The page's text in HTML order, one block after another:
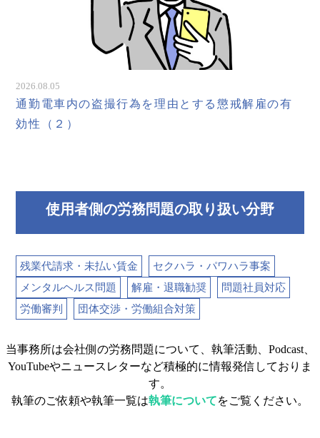
2026.08.05
通勤電車内の盗撮行為を理由とする懲戒解雇の有
効性（２）
使用者側の労務問題の取り扱い分野
残業代請求・未払い賃金
セクハラ・パワハラ事案
メンタルヘルス問題
解雇・退職勧奨
問題社員対応
労働審判
団体交渉・労働組合対策
当事務所は会社側の労務問題について、執筆活動、Podcast、
YouTubeやニュースレターなど積極的に情報発信しておりま
す。
執筆のご依頼や執筆一覧は執筆についてをご覧ください。